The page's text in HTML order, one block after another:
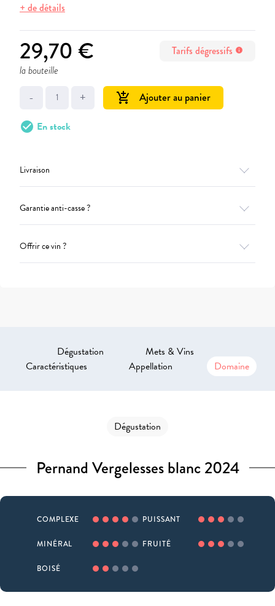
+ de détails
29,70 € Tarifs dégressifs info
la bouteille
- + add_shopping_cart Ajouter au panier
check_circle En stock
Livraison
Garantie anti-casse ?
Offrir ce vin ?
Dégustation
Mets & Vins
Caractéristiques
Appellation Domaine
Dégustation
Pernand Vergelesses blanc 2024
COMPLEXE PUISSANT
MINÉRAL FRUITÉ
BOISÉ